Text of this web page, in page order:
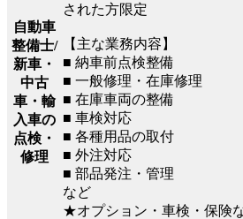
自動車
整備士/
新車・
中古
車・輸
入車の
点検・
修理
された方限定
【主な業務内容】
■ 納車前点検整備
■ 一般修理・在庫修理
■ 在庫車両の整備
■ 車検対応
■ 各種用品の取付
■ 外注対応
■ 部品発注・管理
など
★オプション・車検・保険